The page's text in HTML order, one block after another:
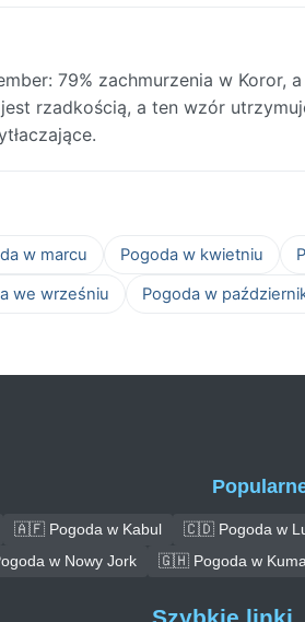
79% zachmurzenia w Koror,
rzadkością, a ten wzór
w marcu Pogoda w kwietniu
we wrześniu Pogoda w
🇦🇫 Pogoda w Kabul 🇨🇩 Pogoda w
w Nowy Jork 🇬🇭 Pogoda w